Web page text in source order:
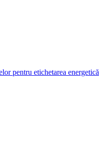
pentru etichetarea energetică